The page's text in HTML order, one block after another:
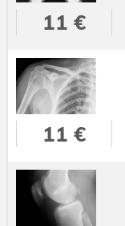
11 €
11 €